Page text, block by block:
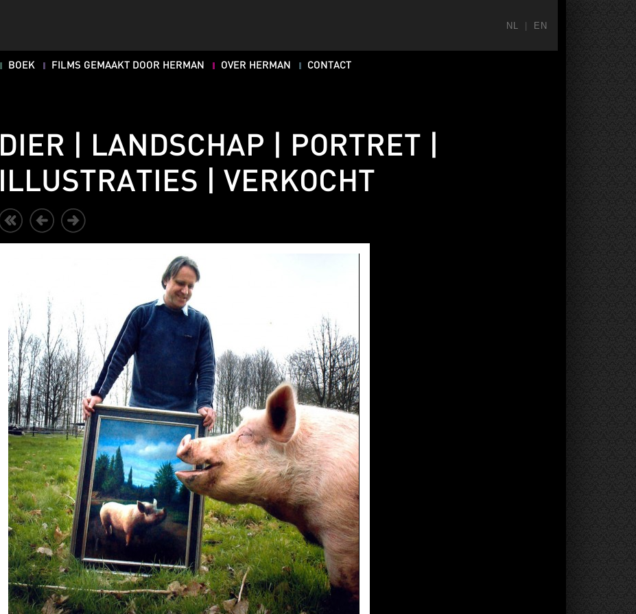
NL EN
BOEK FILMS GEMAAKT DOOR HERMAN OVER HERMAN CONTACT
DIER | LANDSCHAP | PORTRET |
ILLUSTRATIES | VERKOCHT